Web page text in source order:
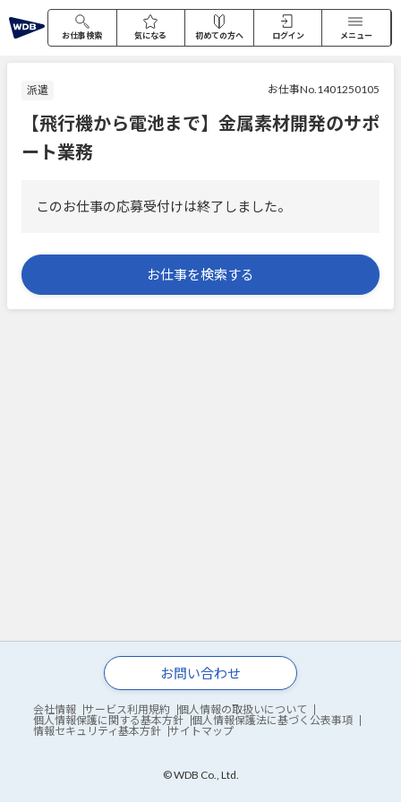
お仕事検索 気になる 初めての方へ ログイン メニュー
派遣 お仕事No.1401250105
【飛行機から電池まで】金属素材開発のサポ
ート業務
このお仕事の応募受付けは終了しました。
お仕事を検索する
お問い合わせ
会社情報 サービス利用規約
個人情報の取扱いについて
個人情報保護に関する基本方針
個人情報保護法に基づく公表事項
情報セキュリティ基本方針
サイトマップ
© WDB Co., Ltd.